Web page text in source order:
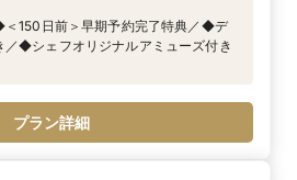
150日前＞早期予約完了特典／◆デ
／◆シェフオリジナルアミューズ付き
プラン詳細